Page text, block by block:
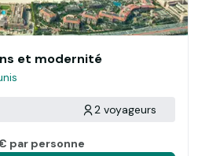
et modernité
2 voyageurs
par personne